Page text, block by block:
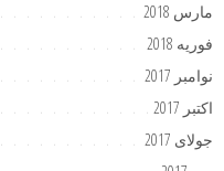
مارس 2018
فوریه 2018
نوامبر 2017
اکتبر 2017
جولای 2017